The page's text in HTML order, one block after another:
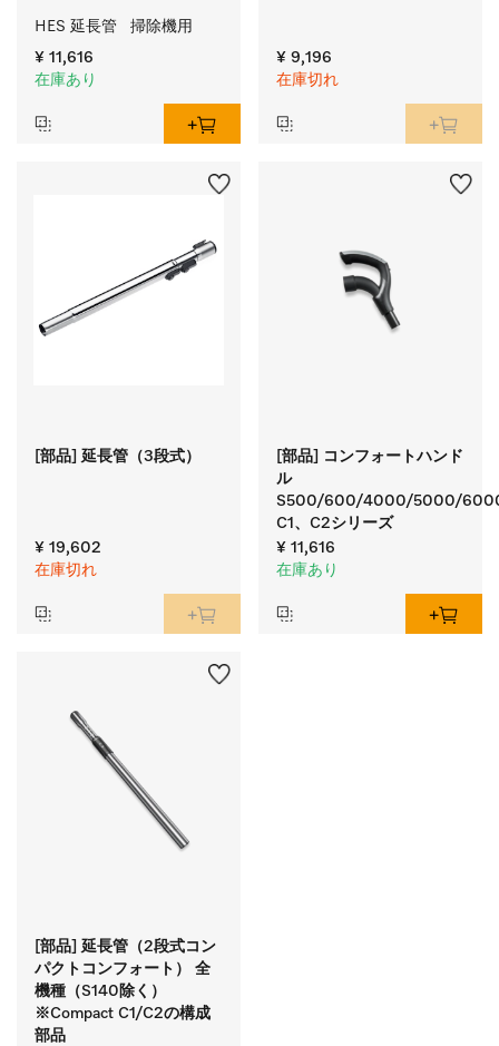
HES 延長管   掃除機用
¥ 11,616
在庫あり
¥ 9,196
在庫切れ
[部品] 延長管（3段式）
¥ 19,602
在庫切れ
[部品] コンフォートハンド
ル
S500/600/4000/5000/
C1、C2シリーズ
¥ 11,616
在庫あり
[部品] 延長管（2段式コン
パクトコンフォート） 全
機種（S140除く）
※Compact C1/C2の構成
部品